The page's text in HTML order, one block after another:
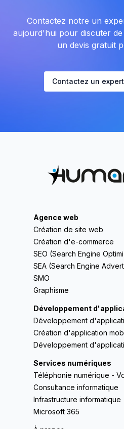
Contactez notre un
aujourd'hui pour discuter
un devis gratuit
Contactez un
Agence web
Création de site web
Création d'e-commerce
SEO (Search Engine
SEA (Search Engine
SMO
Graphisme
Développement
Développement
Création d'application
Développement
Services numériques
Téléphonie numérique -
Consultance informatique
Infrastructure informatique
Microsoft 365